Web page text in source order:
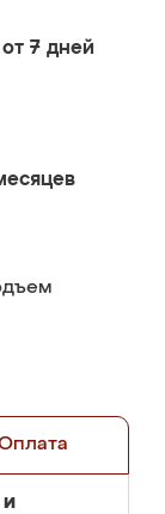
от 7 дней
и